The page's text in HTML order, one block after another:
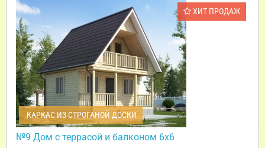
ХИТ ПРОДАЖ
КАРКАС ИЗ СТРОГАНОЙ ДОСКИ
№9 Дом с террасой и балконом 6х6